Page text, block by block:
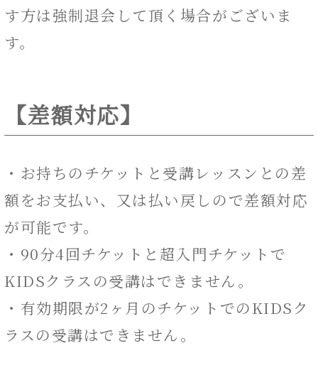
す方は強制退会して頂く場合がございま
す。
【差額対応】
・お持ちのチケットと受講レッスンとの差
額をお支払い、又は払い戻しので差額対応
が可能です。
・90分4回チケットと超入門チケットで
KIDSクラスの受講はできません。
・有効期限が2ヶ月のチケットでのKIDSク
ラスの受講はできません。